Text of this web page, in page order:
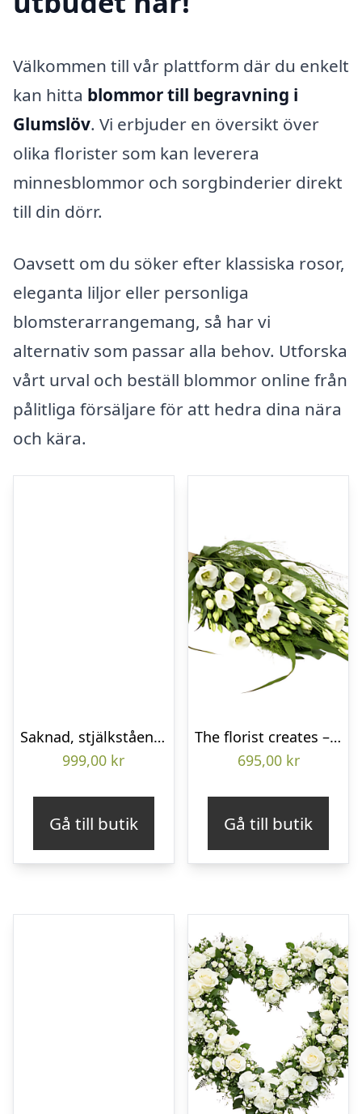
Välkommen till vår plattform där du enkelt
kan hitta blommor till begravning i
Glumslöv. Vi erbjuder en översikt över
olika florister som kan leverera
minnesblommor och sorgbinderier direkt
till din dörr.
Oavsett om du söker efter klassiska rosor,
eleganta liljor eller personliga
blomsterarrangemang, så har vi
alternativ som passar alla behov. Utforska
vårt urval och beställ blommor online från
pålitliga försäljare för att hedra dina nära
och kära.
Saknad, stjälkstående bukett
999,00 kr
Gå till butik
The florist creates – Funeral bouquet
695,00 kr
Gå till butik